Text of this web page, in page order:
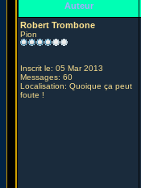
Auteur
Robert Trombone
Pion
Inscrit le: 05 Mar 2013
Messages: 60
Localisation: Quoique ça peut
foute !